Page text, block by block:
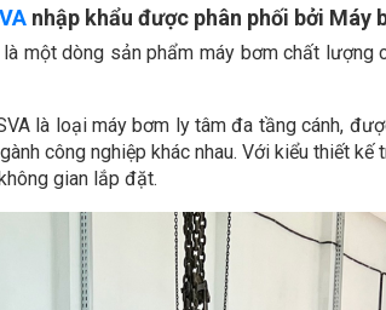
nhập khẩu được phân phối bởi Máy
là một dòng sản phẩm máy bơm chất
là loại máy bơm ly tâm đa tầng cánh,
công nghiệp khác nhau. Với kiểu thiết
gian lắp đặt.